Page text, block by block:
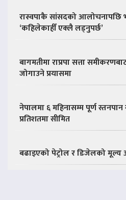
रास्वपाकै सांसदको आलोचनापछि
‘कहिलेकाहीँ एक्लै लड्नुपर्छ’
बागमतीमा राप्रपा सत्ता
जोगाउने प्रयासमा
नेपालमा ६ महिनासम्म पूर्ण
प्रतिशतमा सीमित
बढाइएको पेट्रोल र डिजेलको